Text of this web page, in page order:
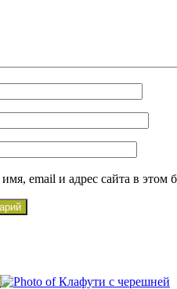
email и адрес сайта в